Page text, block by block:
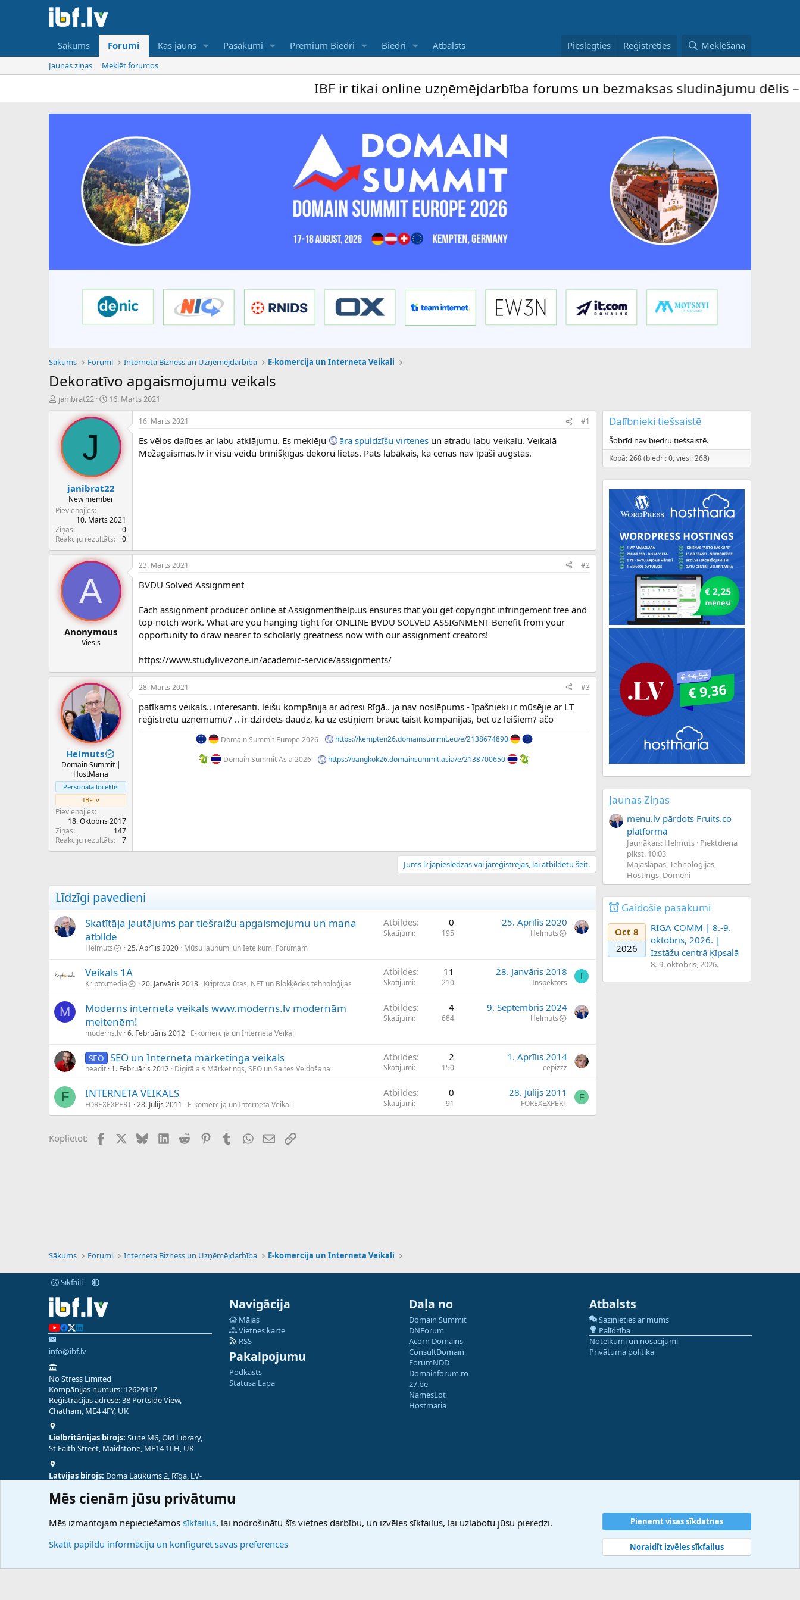
Sākums Forumi Kas jauns Pasākumi Premium Biedri Biedri Atbalsts Pieslēgties Reģistrēties Meklēšana
Jaunas ziņas Meklēt forumos
IBF ir tikai online uzņēmējdarbība forums un bezmaksas sludinājumu dēlis –
Sākums Forumi Interneta Bizness un Uzņēmējdarbība E-komercija un Interneta Veikali
Dekoratīvo apgaismojumu veikals
P
e
d
e
z
s
ā
c
ē
janibrat22
S
k
u
d
a
t
u
m
s
16. Marts 2021
J
janibrat22
New member
Pievienojies
10. Marts 2021
Ziņas
0
Reakciju rezultāts
0
16. Marts 2021 #1
Es vēlos dalīties ar labu atklājumu. Es meklēju āra spuldzīšu virtenes un atradu labu veikalu. Veikalā
Mežagaismas.lv ir visu veidu brīnišķīgas dekoru lietas. Pats labākais, ka cenas nav īpaši augstas.
A
Anonymous
Viesis
23. Marts 2021 #2
BVDU Solved Assignment
Each assignment producer online at Assignmenthelp.us ensures that you get copyright infringement free and
top-notch work. What are you hanging tight for ONLINE BVDU SOLVED ASSIGNMENT Benefit from your
opportunity to draw nearer to scholarly greatness now with our assignment creators!
https://www.studylivezone.in/academic-service/assignments/
Helmuts
Domain Summit |
HostMaria
Personāla loceklis
IBF.lv
Pievienojies
18. Oktobris 2017
Ziņas
147
Reakciju rezultāts
7
28. Marts 2021 #3
patīkams veikals.. interesanti, leišu kompānija ar adresi Rīgā.. ja nav noslēpums - īpašnieki ir mūsējie ar LT
reģistrētu uzņēmumu? .. ir dzirdēts daudz, ka uz estiņiem brauc taisīt kompānijas, bet uz leišiem? ačo
Domain Summit Europe 2026 -
https://kempten26.domainsummit.eu/e/2138674890
Domain Summit Asia 2026 -
https://bangkok26.domainsummit.asia/e/2138700650
Jums ir jāpieslēdzas vai jāreģistrējas, lai atbildētu šeit.
Līdzīgi pavedieni
Skatītāja jautājums par tiešraižu apgaismojumu un mana
atbilde
Helmuts 25. Aprīlis 2020 Mūsu Jaunumi un Ieteikumi Forumam
Atbildes 0
Skatījumi 195
25. Aprīlis 2020
Helmuts
Veikals 1A
Kripto.media 20. Janvāris 2018 Kriptovalūtas, NFT un Blokķēdes tehnoloģijas
Atbildes 11
Skatījumi 210
28. Janvāris 2018
Inspektors
I
M
Moderns interneta veikals www.moderns.lv modernām
meitenēm!
moderns.lv 6. Februāris 2012 E-komercija un Interneta Veikali
Atbildes 4
Skatījumi 684
9. Septembris 2024
Helmuts
SEO SEO un Interneta mārketinga veikals
headit 1. Februāris 2012 Digitālais Mārketings, SEO un Saites Veidošana
Atbildes 2
Skatījumi 150
1. Aprīlis 2014
cepizzz
F INTERNETA VEIKALS
FOREXEXPERT 28. Jūlijs 2011 E-komercija un Interneta Veikali
Atbildes 0
Skatījumi 91
28. Jūlijs 2011
FOREXEXPERT
F
Koplietot: FacebookX (Twitter)
BlueskyLinkedIn
Reddit PinterestTumblrWhatsApp
E-pastsSaiti
Dalībnieki tiešsaistē
Šobrīd nav biedru tiešsaistē.
Kopā: 268 (biedri: 0, viesi: 268)
Jaunas Ziņas
menu.lv pārdots Fruits.co
platformā
Jaunākais: Helmuts Piektdiena
plkst. 10:03
Mājaslapas, Tehnoloģijas,
Hostings, Domēni
Gaidošie pasākumi
Oct 8
2026
RIGA COMM | 8.-9.
oktobris, 2026. |
Izstāžu centrā Ķīpsalā
8.-9. oktobris, 2026.
Sākums Forumi Interneta Bizness un Uzņēmējdarbība E-komercija un Interneta Veikali
Sīkfaili
info@ibf.lv
No Stress Limited
Kompānijas numurs: 12629117
Reģistrācijas adrese: 38 Portside View,
Chatham, ME4 4FY, UK
Lielbritānijas birojs: Suite M6, Old Library,
St Faith Street, Maidstone, ME14 1LH, UK
Latvijas birojs: Doma Laukums 2, Rīga, LV-
Navigācija
Mājas
Vietnes karte
RSS
Pakalpojumu
Podkāsts
Statusa Lapa
Daļa no
Domain Summit
DNForum
Acorn Domains
ConsultDomain
ForumNDD
Domainforum.ro
27.be
NamesLot
Hostmaria
Atbalsts
Sazinieties ar mums
Palīdzība
Noteikumi un nosacījumi
Privātuma politika
Mēs cienām jūsu privātumu
Mēs izmantojam nepieciešamos sīkfailus, lai nodrošinātu šīs vietnes darbību, un izvēles sīkfailus, lai uzlabotu jūsu pieredzi.
Skatīt papildu informāciju un konfigurēt savas preferences
Pieņemt visas sīkdatnes
Noraidīt izvēles sīkfailus